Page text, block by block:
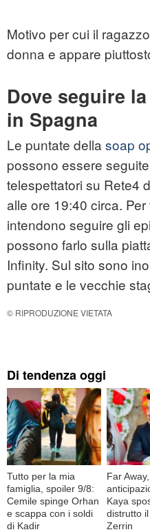
Motivo per cui il
donna e appare
Dove seguire
in Spagna
Le puntate della soap
possono essere
telespettatori su Rete4
alle ore 19:40 circa.
intendono seguire gli
possono farlo sulla
Infinity. Sul sito sono
puntate e le vecchie
© RIPRODUZIONE VIETATA
Di tendenza oggi
Tutto per la mia
famiglia, spoiler 9/8:
Cemile spinge Orhan
e scappa con i soldi
di Kadir
Far Away,
Kaya
distrutto
Zerrin